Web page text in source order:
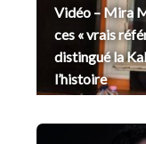
Vidéo – Mira
ces « vrais
distingué la
l’histoire